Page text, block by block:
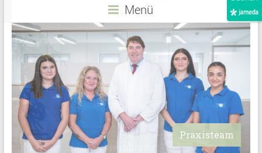
Menü
Praxisteam
Termin online vereinbaren